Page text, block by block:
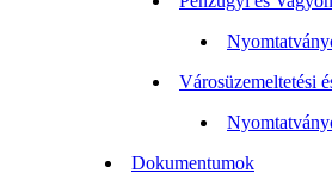
Városüzemeltetési
Dokumentumok